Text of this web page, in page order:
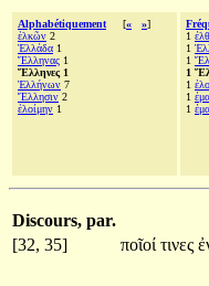
Alphabétiquement [« »]
ἑλκῶν 2
Ἑλλάδα 1
Ἕλληνας 1
Ἕλληνες 1
Ἑλλήνων 7
Ἕλλησιν 2
ἑλοίμην 1
1
1
1
1
1
1
1
Discours, par.
[32, 35]
ποῖοί τινες